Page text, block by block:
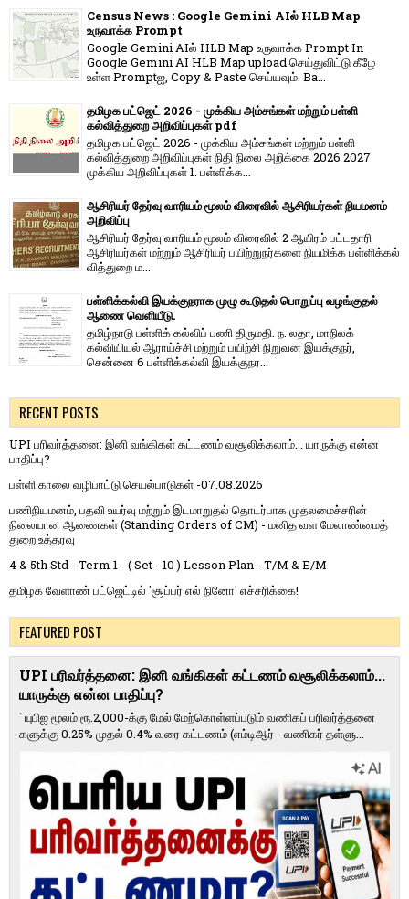
Census News : Google Gemini AIல் HLB Map
உருவாக்க Prompt
Google Gemini AIல் HLB Map உருவாக்க Prompt In
Google Gemini AI HLB Map upload செய்துவிட்டு கீழே
உள்ள Promptஐ, Copy & Paste செய்யவும். Ba...
தமிழக பட்ஜெட் 2026 - முக்கிய அம்சங்கள் மற்றும் பள்ளி
கல்வித்துறை அறிவிப்புகள் pdf
தமிழக பட்ஜெட் 2026 - முக்கிய அம்சங்கள் மற்றும் பள்ளி
கல்வித்துறை அறிவிப்புகள் நிதி நிலை அறிக்கை 2026 2027
முக்கிய அறிவிப்புகள் 1. பள்ளிக்க...
ஆசிரியர் தேர்வு வாரியம் மூலம் விரைவில் ஆசிரியர்கள் நியமனம்
அறிவிப்பு
ஆசிரியர் தேர்வு வாரி​யம் மூலம் விரை​வில் 2 ஆயிரம் பட்​ட​தாரி
ஆசிரியர்​கள் மற்​றும் ஆசிரியர் பயிற்றுநர்​களை நியமிக்க பள்​ளிக்​கல்​
வித்​துறை ம...
பள்ளிக்கல்வி இயக்குநராக முழு கூடுதல் பொறுப்பு வழங்குதல்
ஆணை வெளியீடு.
தமிழ்நாடு பள்ளிக் கல்விப் பணி திருமதி. ந. லதா, மாநிலக்
கல்வியியல் ஆராய்ச்சி மற்றும் பயிற்சி நிறுவன இயக்குநர்,
சென்னை 6 பள்ளிக்கல்வி இயக்குநர...
RECENT POSTS
UPI பரிவர்த்தனை: இனி வங்கிகள் கட்டணம் வசூலிக்கலாம்... யாருக்கு என்ன
பாதிப்பு?
பள்ளி காலை வழிபாட்டு செயல்பாடுகள் -07.08.2026
பணிநியமனம், பதவி உயர்வு மற்றும் இடமாறுதல் தொடர்பாக முதலமைச்சரின்
நிலையான ஆணைகள் (Standing Orders of CM) - மனித வள மேலாண்மைத்
துறை உத்தரவு
4 & 5th Std - Term 1 - ( Set - 10 ) Lesson Plan - T/M & E/M
தமிழக வேளாண் பட்ஜெட்டில் 'சூப்பர் எல் நினோ' எச்சரிக்கை!
FEATURED POST
UPI பரிவர்த்தனை: இனி வங்கிகள் கட்டணம் வசூலிக்கலாம்...
யாருக்கு என்ன பாதிப்பு?
` யுபிஐ மூலம் ரூ.2,000-க்கு மேல் மேற்​கொள்​ளப்​படும் வணி​கப் பரிவர்த்​தனை​
களுக்கு 0.25% முதல் 0.4% வரை கட்​ட​ணம் (எம்​டிஆர் - வணி​கர் தள்​ளு...